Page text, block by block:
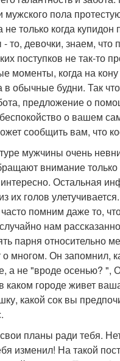
мужского пола
не только когда купидон
то, девочки, знаем, что
поступков не так-то
моменты, когда на кону
в обычные будни. Так
предложение о
о вашем
сообщить вам, что
мужчины очень
внимание только
Остальная
их голов
помним даже то,
нам
парня относительно
многом. Он запомнил,
а не "вроде осенью? ",
каком городе живет
какой сок вы
планы ради тебя.
изменил! На такой